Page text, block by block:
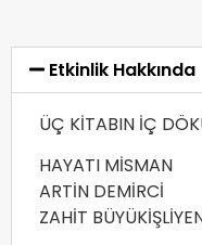
Etkinlik Hakkında
ÜÇ KİTABIN İÇ
HAYATI MİSMAN
ARTİN DEMİRCİ
ZAHİT